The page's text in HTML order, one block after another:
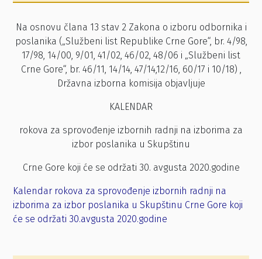
Na osnovu člana 13 stav 2 Zakona o izboru odbornika i
poslanika („Službeni list Republike Crne Gore“, br. 4/98,
17/98, 14/00, 9/01, 41/02, 46/02, 48/06 i „Službeni list
Crne Gore“, br. 46/11, 14/14, 47/14,12/16, 60/17 i 10/18) ,
Državna izborna komisija objavljuje
KALENDAR
rokova za sprovođenje izbornih radnji na izborima za
izbor poslanika u Skupštinu
Crne Gore koji će se održati 30. avgusta 2020.godine
Kalendar rokova za sprovođenje izbornih radnji na
izborima za izbor poslanika u Skupštinu Crne Gore koji
će se održati 30.avgusta 2020.godine